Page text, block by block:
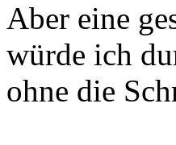
Aber eine
würde ich
ohne die